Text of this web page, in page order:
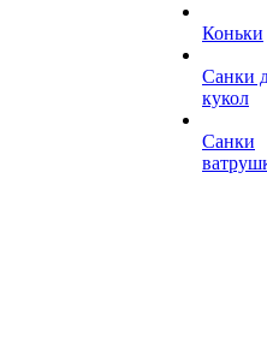
Коньки
Санки
кукол
Санки